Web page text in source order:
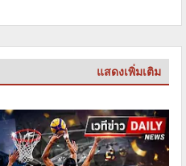
แสดงเพิ่มเติม